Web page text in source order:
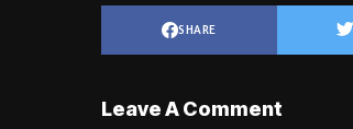
SHARE
Leave A Comment